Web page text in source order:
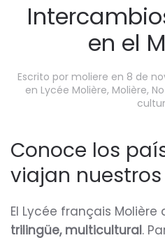
en el
Escrito por moliere en 8 de
en Lycée Molière, Molière,
Conoce los
viajan
El Lycée français Molière
trilingüe, multicultural.